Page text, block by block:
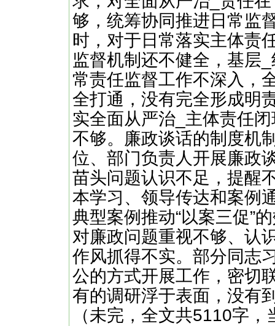
够，统筹协同推进日常监
时，对于日常落实主体责
监督机制还不健全，基层
常责任监督工作不深入，
全打通，没有完全形成明
实全面从严治_主体责任
不够。廉政谈话的制度机
位、部门负责人开展廉政
苗头问题认识不足，提醒
本学习、领导传达和案例
典型案例推动“以案三促”
对廉政问题重视不够、认
作风抓得不实。部分同志
公的方式开展工作，密切
有的调研浮于表面，没
（未完，全文共5110字